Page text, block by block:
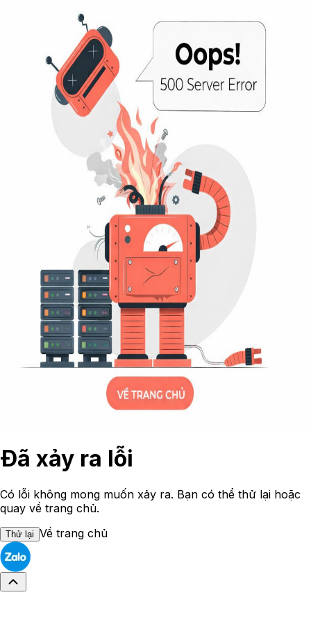
Đã xảy ra lỗi
Có lỗi không mong muốn xảy ra. Bạn có thể thử lại hoặc
quay về trang chủ.
Thử lại Về trang chủ